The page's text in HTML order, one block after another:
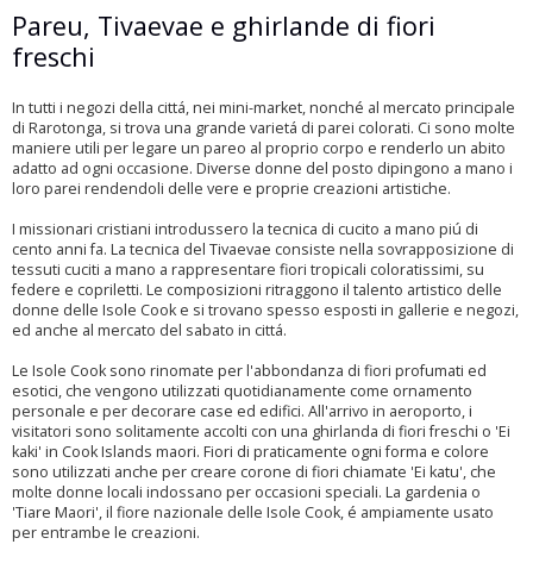
Pareu, Tivaevae e ghirlande di fiori
freschi
In tutti i negozi della cittá, nei mini-market, nonché al mercato principale
di Rarotonga, si trova una grande varietá di parei colorati. Ci sono molte
maniere utili per legare un pareo al proprio corpo e renderlo un abito
adatto ad ogni occasione. Diverse donne del posto dipingono a mano i
loro parei rendendoli delle vere e proprie creazioni artistiche.
I missionari cristiani introdussero la tecnica di cucito a mano piú di
cento anni fa. La tecnica del Tivaevae consiste nella sovrapposizione di
tessuti cuciti a mano a rappresentare fiori tropicali coloratissimi, su
federe e copriletti. Le composizioni ritraggono il talento artistico delle
donne delle Isole Cook e si trovano spesso esposti in gallerie e negozi,
ed anche al mercato del sabato in cittá.
Le Isole Cook sono rinomate per l'abbondanza di fiori profumati ed
esotici, che vengono utilizzati quotidianamente come ornamento
personale e per decorare case ed edifici. All'arrivo in aeroporto, i
visitatori sono solitamente accolti con una ghirlanda di fiori freschi o 'Ei
kaki' in Cook Islands maori. Fiori di praticamente ogni forma e colore
sono utilizzati anche per creare corone di fiori chiamate 'Ei katu', che
molte donne locali indossano per occasioni speciali. La gardenia o
'Tiare Maori', il fiore nazionale delle Isole Cook, é ampiamente usato
per entrambe le creazioni.